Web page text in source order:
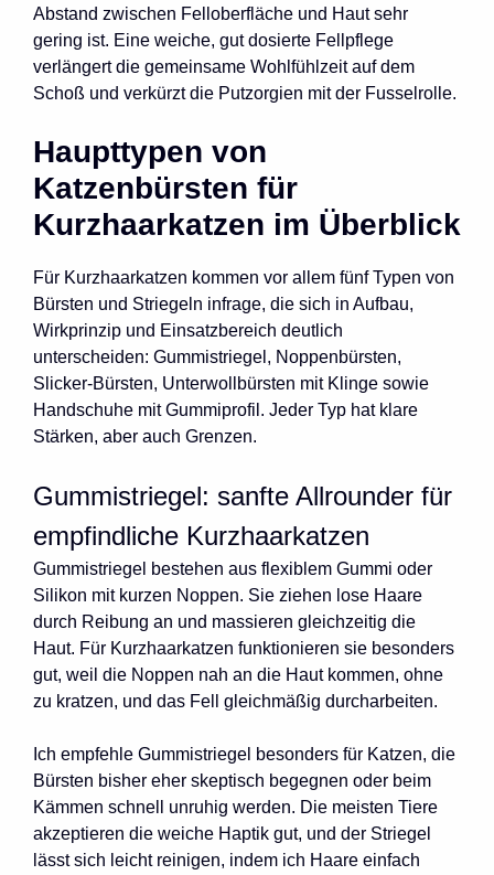
Abstand zwischen Felloberfläche und Haut sehr
gering ist. Eine weiche, gut dosierte Fellpflege
verlängert die gemeinsame Wohlfühlzeit auf dem
Schoß und verkürzt die Putzorgien mit der Fusselrolle.
Haupttypen von
Katzenbürsten für
Kurzhaarkatzen im Überblick
Für Kurzhaarkatzen kommen vor allem fünf Typen von
Bürsten und Striegeln infrage, die sich in Aufbau,
Wirkprinzip und Einsatzbereich deutlich
unterscheiden: Gummistriegel, Noppenbürsten,
Slicker-Bürsten, Unterwollbürsten mit Klinge sowie
Handschuhe mit Gummiprofil. Jeder Typ hat klare
Stärken, aber auch Grenzen.
Gummistriegel: sanfte Allrounder für
empfindliche Kurzhaarkatzen
Gummistriegel bestehen aus flexiblem Gummi oder
Silikon mit kurzen Noppen. Sie ziehen lose Haare
durch Reibung an und massieren gleichzeitig die
Haut. Für Kurzhaarkatzen funktionieren sie besonders
gut, weil die Noppen nah an die Haut kommen, ohne
zu kratzen, und das Fell gleichmäßig durcharbeiten.
Ich empfehle Gummistriegel besonders für Katzen, die
Bürsten bisher eher skeptisch begegnen oder beim
Kämmen schnell unruhig werden. Die meisten Tiere
akzeptieren die weiche Haptik gut, und der Striegel
lässt sich leicht reinigen, indem ich Haare einfach